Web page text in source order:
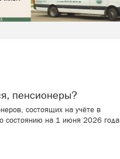
пенсионеры?
состоящих на учёте в
состоянию на 1 июня 2026 года.